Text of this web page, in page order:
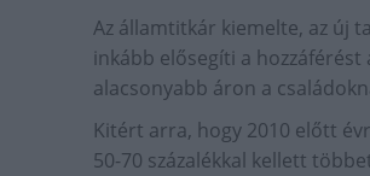
Az államtitkár kiemelte, az új
inkább elősegíti a
alacsonyabb áron a
Kitért arra, hogy 2010 előtt
50-70 százalékkal kellett